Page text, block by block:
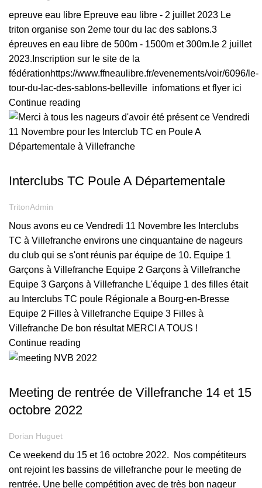
epreuve eau libre Epreuve eau libre - 2 juillet 2023 Le
triton organise son 2eme tour du lac des sablons.3
épreuves en eau libre de 500m - 1500m et 300m.le 2 juillet
2023.Inscription sur le site de la
fédérationhttps://www.ffneaulibre.fr/evenements/voir/6096/le-
tour-du-lac-des-sablons-belleville infomations et flyer ici
Continue reading
Interclubs TC Poule A Départementale
TritonAdmin
Nous avons eu ce Vendredi 11 Novembre les Interclubs
TC à Villefranche environs une cinquantaine de nageurs
du club qui se s'ont réunis par équipe de 10. Equipe 1
Garçons à Villefranche Equipe 2 Garçons à Villefranche
Equipe 3 Garçons à Villefranche L'équipe 1 des filles était
au Interclubs TC poule Régionale a Bourg-en-Bresse
Equipe 2 Filles à Villefranche Equipe 3 Filles à
Villefranche De bon résultat MERCI A TOUS !
Continue reading
Meeting de rentrée de Villefranche 14 et 15
octobre 2022
Dorian Huguet
Ce weekend du 15 et 16 octobre 2022. Nos compétiteurs
ont rejoint les bassins de villefranche pour le meeting de
rentrée. Une belle compétition avec de très bon nageur